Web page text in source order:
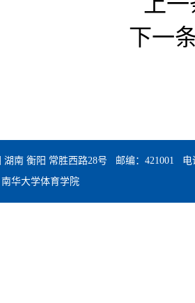
下一
湖南 衡阳 常胜西路28号 邮编：421001 电
南华大学体育学院